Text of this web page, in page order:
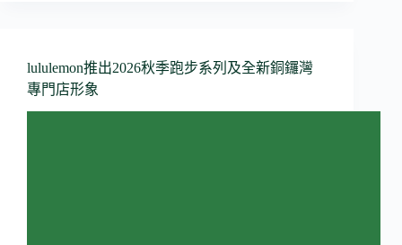
lululemon推出2026秋季跑步系列及全新銅鑼灣
專門店形象